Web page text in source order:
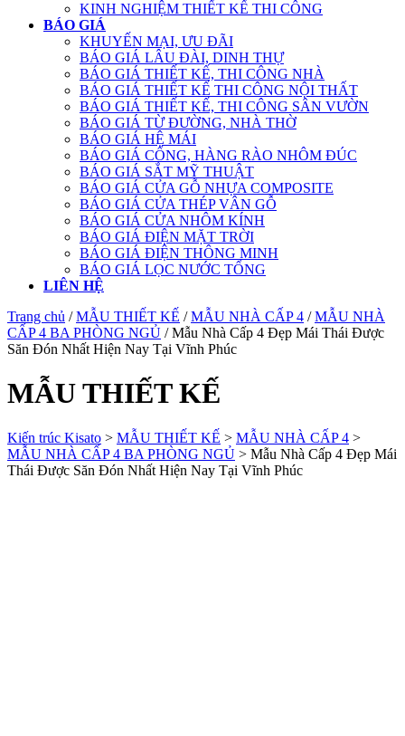
KINH NGHIỆM THIẾT KẾ THI CÔNG
BÁO GIÁ
KHUYẾN MẠI, ƯU ĐÃI
BÁO GIÁ LÂU ĐÀI, DINH THỰ
BÁO GIÁ THIẾT KẾ, THI CÔNG NHÀ
BÁO GIÁ THIẾT KẾ THI CÔNG NỘI THẤT
BÁO GIÁ THIẾT KẾ, THI CÔNG SÂN VƯỜN
BÁO GIÁ TỪ ĐƯỜNG, NHÀ THỜ
BÁO GIÁ HỆ MÁI
BÁO GIÁ CỔNG, HÀNG RÀO NHÔM ĐÚC
BÁO GIÁ SẮT MỸ THUẬT
BÁO GIÁ CỬA GỖ NHỰA COMPOSITE
BÁO GIÁ CỬA THÉP VÂN GỖ
BÁO GIÁ CỬA NHÔM KÍNH
BÁO GIÁ ĐIỆN MẶT TRỜI
BÁO GIÁ ĐIỆN THÔNG MINH
BÁO GIÁ LỌC NƯỚC TỔNG
LIÊN HỆ
Trang chủ /MẪU THIẾT KẾ /MẪU NHÀ CẤP 4 /MẪU NHÀ
CẤP 4 BA PHÒNG NGỦ / Mẫu Nhà Cấp 4 Đẹp Mái Thái Được
Săn Đón Nhất Hiện Nay Tại Vĩnh Phúc
MẪU THIẾT KẾ
Kiến trúc Kisato > MẪU THIẾT KẾ > MẪU NHÀ CẤP 4 >
MẪU NHÀ CẤP 4 BA PHÒNG NGỦ > Mẫu Nhà Cấp 4 Đẹp Mái
Thái Được Săn Đón Nhất Hiện Nay Tại Vĩnh Phúc